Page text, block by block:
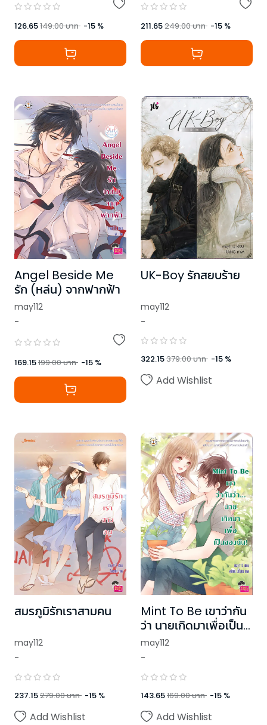
126.65149.00บาท -15 % 211.65249.00บาท -15 %
Angel Beside Me
รัก (หล่น) จากฟากฟ้า
may112
-
169.15199.00บาท -15 %
UK-Boy รักสยบร้าย
may112
-
322.15379.00บาท -15 %
Add Wishlist
สมรภูมิรักเราสามคน
may112
-
237.15279.00บาท -15 %
Add Wishlist
Mint To Be เขาว่ากัน
ว่า นายเกิดมาเพื่อเป็น
ของฉัน!
may112
-
143.65169.00บาท -15 %
Add Wishlist